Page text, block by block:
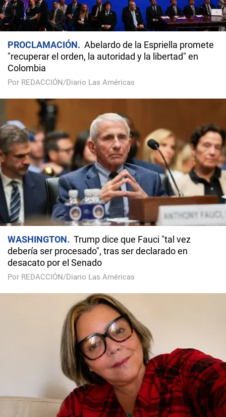
PROCLAMACIÓN
Abelardo de la Espriella promete
"recuperar el orden, la autoridad y la libertad" en
Colombia
Por REDACCIÓN/Diario Las Américas
WASHINGTON
Trump dice que Fauci "tal vez
debería ser procesado", tras ser declarado en
desacato por el Senado
Por REDACCIÓN/Diario Las Américas